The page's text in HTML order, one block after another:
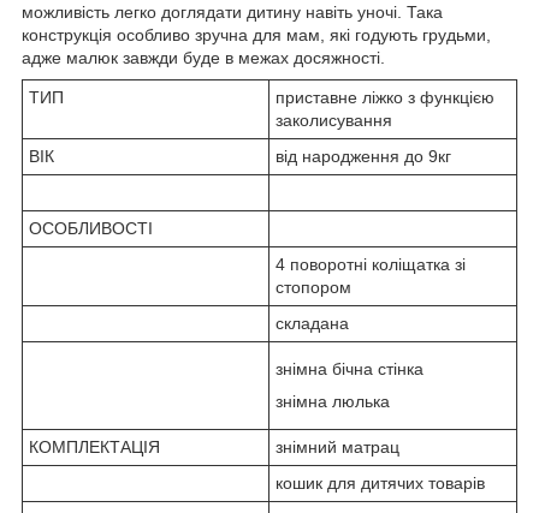
можливість легко доглядати дитину навіть уночі. Така
конструкція особливо зручна для мам, які годують грудьми,
адже малюк завжди буде в межах досяжності.
ТИП
приставне ліжко з функцією
заколисування
ВІК
від народження до 9кг
ОСОБЛИВОСТІ
4 поворотні коліщатка зі
стопором
складана
знімна бічна стінка
знімна люлька
КОМПЛЕКТАЦІЯ
знімний матрац
кошик для дитячих товарів